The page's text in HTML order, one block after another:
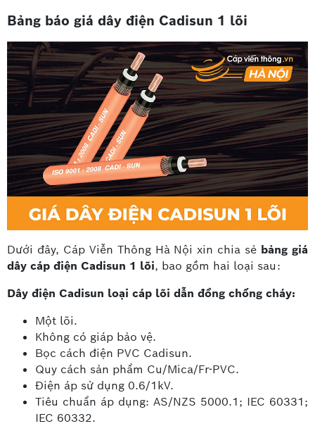
Bảng báo giá dây điện Cadisun 1 lõi
Dưới đây, Cáp Viễn Thông Hà Nội xin chia sẻ bảng giá
dây cáp điện Cadisun 1 lõi, bao gồm hai loại sau:
Dây điện Cadisun loại cáp lõi dẫn đồng chống cháy:
Một lõi.
Không có giáp bảo vệ.
Bọc cách điện PVC Cadisun.
Quy cách sản phẩm Cu/Mica/Fr-PVC.
Điện áp sử dụng 0.6/1kV.
Tiêu chuẩn áp dụng: AS/NZS 5000.1; IEC 60331;
IEC 60332.